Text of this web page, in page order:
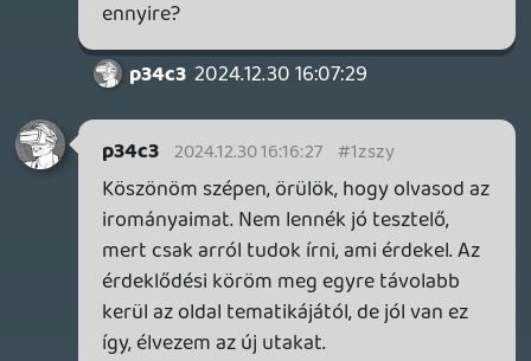
Stadia HUN 2024.12.26 14:39:38 #1zsng
Az indie játékoknál, bár én mindenevő
engem sem érdekel a százharmincadik
rougelike metroidvania vagy megható 2D-
s elvont platformer. Viszont, ha valamelyik
játék felkelti az érdeklődésem (jó art
design, ötletes játékmenet), akkor nem
tudok nemet mondani. A fenti listából
ezeket ajánlom:
- Dredge: sokat dícsért halászos játék,
érdekes alapötlet!
- Planet of Lana: "Another World"-szerű